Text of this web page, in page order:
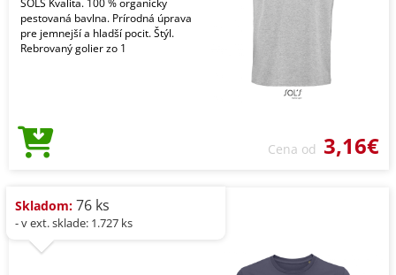
SOLS Kvalita. 100 % organicky
pestovaná bavlna. Prírodná úprava
pre jemnejší a hladší pocit. Štýl.
Rebrovaný golier zo 1
Cena od 3,16€
Skladom: 76 ks
- v ext. sklade: 1.727 ks